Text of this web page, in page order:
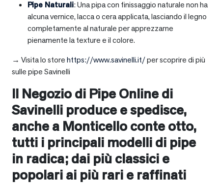
Pipe Naturali: Una pipa con finissaggio naturale non ha
alcuna vernice, lacca o cera applicata, lasciando il legno
completamente al naturale per apprezzarne
pienamente la texture e il colore.
→ Visita lo storehttps://www.savinelli.it/per scoprire di più
sulle pipe Savinelli
Il Negozio di Pipe Online di
Savinelli produce e spedisce,
anche a Monticello conte otto,
tutti i principali modelli di pipe
in radica; dai più classici e
popolari ai più rari e raffinati